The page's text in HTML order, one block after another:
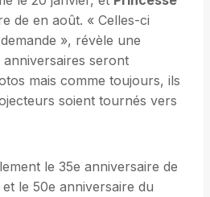
de en août. « Celles-ci
», révèle une
seront
mais comme toujours, ils
soient tournés vers
le 35e anniversaire de
le 50e anniversaire du